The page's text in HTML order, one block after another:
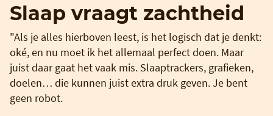
Slaap vraagt zachtheid
"Als je alles hierboven leest, is het logisch dat je denkt:
oké, en nu moet ik het allemaal perfect doen. Maar
juist daar gaat het vaak mis. Slaaptrackers, grafieken,
doelen… die kunnen juist extra druk geven. Je bent
geen robot.